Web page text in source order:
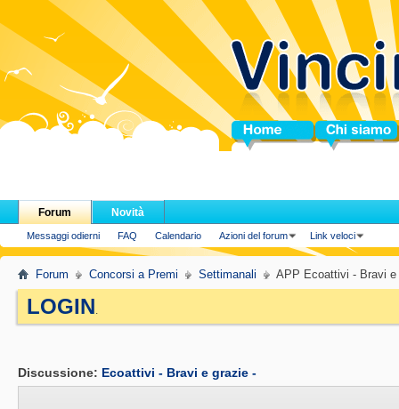
Home Chi siamo
Forum
Messaggi odierni FAQ Calendario Azioni del forum Link veloci
Novità
Forum Concorsi a Premi Settimanali APP Ecoattivi - Bravi e
LOGIN.
Discussione: Ecoattivi - Bravi e grazie -